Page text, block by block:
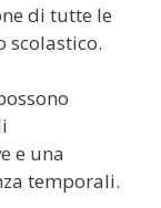
di tutte le
e una
temporali.